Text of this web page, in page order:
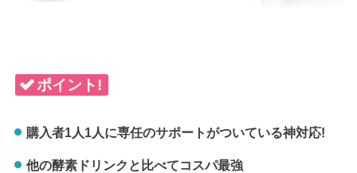
ポイント!
購入者1人1人に専任のサポートがついている神対応!
他の酵素ドリンクと比べてコスパ最強